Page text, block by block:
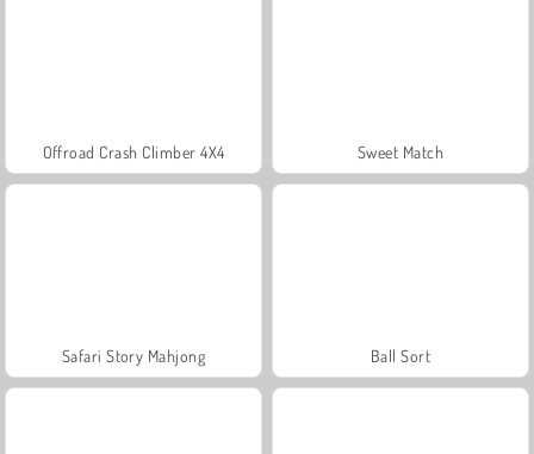
Offroad Crash Climber 4X4 Sweet Match
Safari Story Mahjong Ball Sort